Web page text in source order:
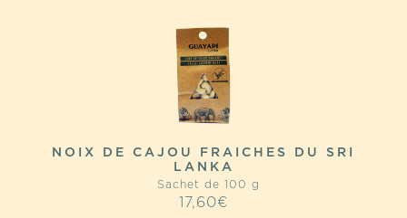
NOIX DE CAJOU FRAICHES DU SRI
LANKA
Sachet de 100 g
17,60€